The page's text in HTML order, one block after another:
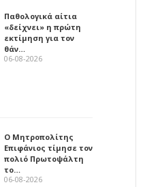
Παθολογικά αίτια
«δείχνει» η πρώτη
εκτίμηση για τον
θάν…
06-08-2026
Ο Μητροπολίτης
Επιφάνιος τίμησε τον
πολιό Πρωτοψάλτη
το…
06-08-2026